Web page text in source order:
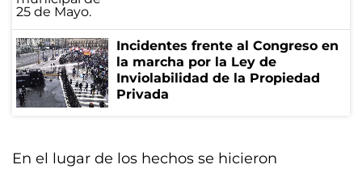
Incidentes frente al Congreso en
la marcha por la Ley de
Inviolabilidad de la Propiedad
Privada
En el lugar de los hechos se hicieron